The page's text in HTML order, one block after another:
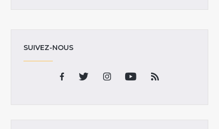
SUIVEZ-NOUS